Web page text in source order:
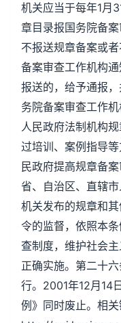
机关应当于每年1月
章目录报国务院备
不报送规章备案或
备案审查工作机构
报送的，给予通报
务院备案审查工作
人民政府法制机构
过培训、案例指导
民政府提高规章备
省、自治区、直辖
机关发布的规章和
令的监督，依照本
查制度，维护社会
正确实施。第二十
行。2001年12月14
例》同时废止。相关